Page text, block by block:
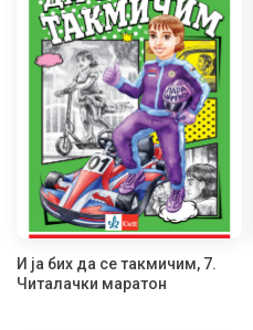
И ја бих да се такмичим, 7.
Читалачки маратон